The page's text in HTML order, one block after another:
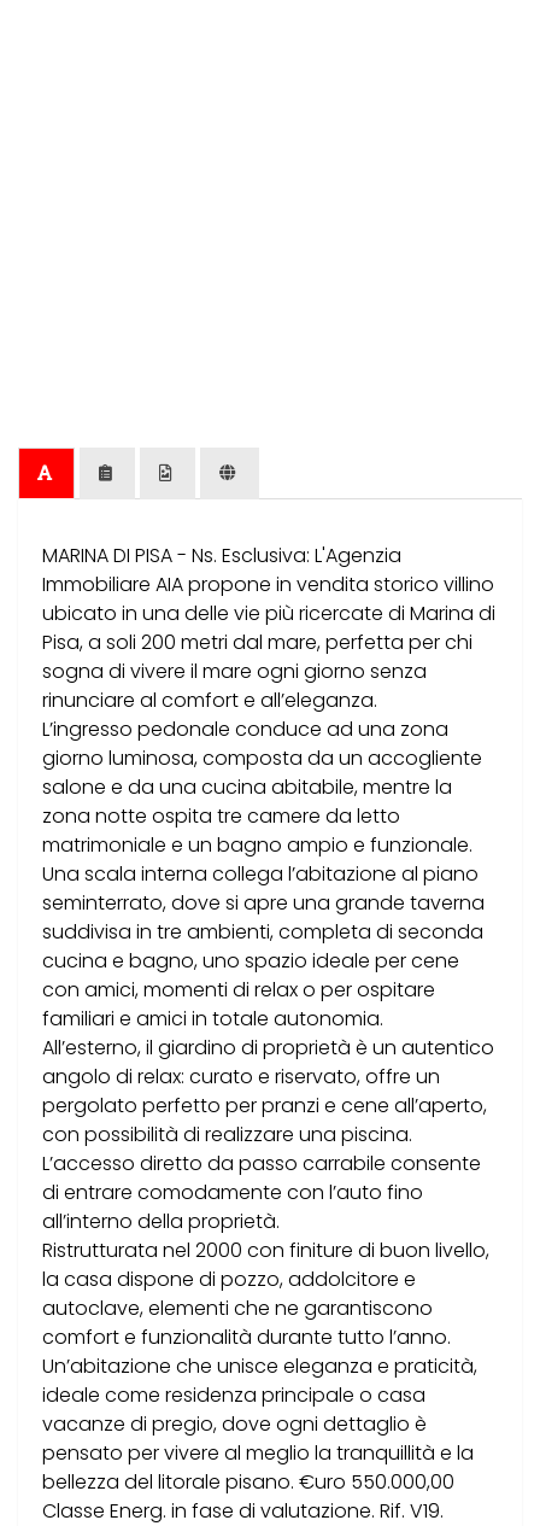
MARINA DI PISA - Ns. Esclusiva: L'Agenzia
Immobiliare AIA propone in vendita storico villino
ubicato in una delle vie più ricercate di Marina di
Pisa, a soli 200 metri dal mare, perfetta per chi
sogna di vivere il mare ogni giorno senza
rinunciare al comfort e all’eleganza.
L’ingresso pedonale conduce ad una zona
giorno luminosa, composta da un accogliente
salone e da una cucina abitabile, mentre la
zona notte ospita tre camere da letto
matrimoniale e un bagno ampio e funzionale.
Una scala interna collega l’abitazione al piano
seminterrato, dove si apre una grande taverna
suddivisa in tre ambienti, completa di seconda
cucina e bagno, uno spazio ideale per cene
con amici, momenti di relax o per ospitare
familiari e amici in totale autonomia.
All’esterno, il giardino di proprietà è un autentico
angolo di relax: curato e riservato, offre un
pergolato perfetto per pranzi e cene all’aperto,
con possibilità di realizzare una piscina.
L’accesso diretto da passo carrabile consente
di entrare comodamente con l’auto fino
all’interno della proprietà.
Ristrutturata nel 2000 con finiture di buon livello,
la casa dispone di pozzo, addolcitore e
autoclave, elementi che ne garantiscono
comfort e funzionalità durante tutto l’anno.
Un’abitazione che unisce eleganza e praticità,
ideale come residenza principale o casa
vacanze di pregio, dove ogni dettaglio è
pensato per vivere al meglio la tranquillità e la
bellezza del litorale pisano. €uro 550.000,00
Classe Energ. in fase di valutazione. Rif. V19.